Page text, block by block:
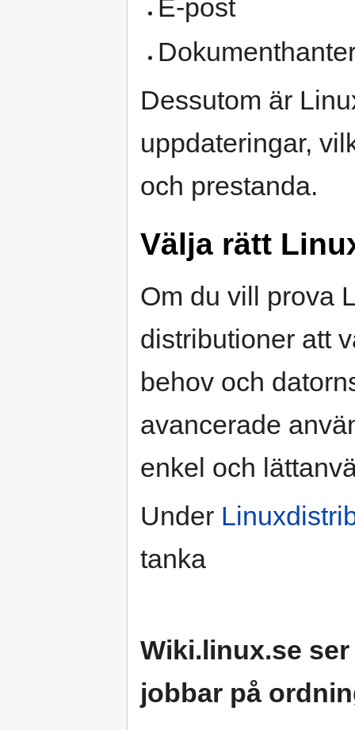
E-post
Dessutom är
uppdateringar,
och prestanda.
Välja rätt
Om du vill prova
distributioner att
behov och
avancerade
enkel och
Under
tanka
Wiki.linux.se
jobbar på